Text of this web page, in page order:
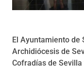
El Ayuntamiento de
Archidiócesis de
Cofradías de